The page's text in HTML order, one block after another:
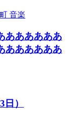
音楽
ああああああ
ああああああ
）